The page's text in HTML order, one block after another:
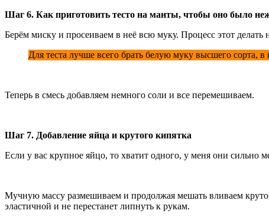
Шаг 6. Как приготовить тесто на манты, чтобы оно было
Берём миску и просеиваем в неё всю муку. Процесс этот
Для теста лучше всего брать белую муку высшего сорта,
Теперь в смесь добавляем немного соли и все перемешиваем.
Шаг 7. Добавление яйца и крутого кипятка
Если у вас крупное яйцо, то хватит одного, у меня они сильно
Мучную массу размешиваем и продолжая мешать вливаем
эластичной и не перестанет липнуть к рукам.